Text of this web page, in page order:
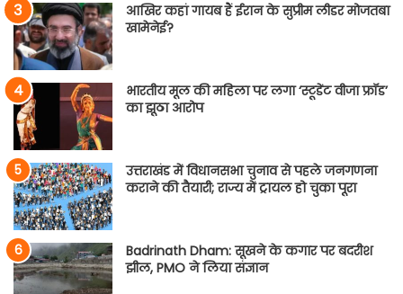
आखिर कहां गायब हैं ईरान के सुप्रीम लीडर मोजतबा
खामेनेई?
भारतीय मूल की महिला पर लगा ‘स्टूडेंट वीजा फ्रॉड’
का झूठा आरोप
उत्तराखंड में विधानसभा चुनाव से पहले जनगणना
कराने की तैयारी; राज्य में ट्रायल हो चुका पूरा
Badrinath Dham: सूखने के कगार पर बदरीश
झील, PMO ने लिया संज्ञान